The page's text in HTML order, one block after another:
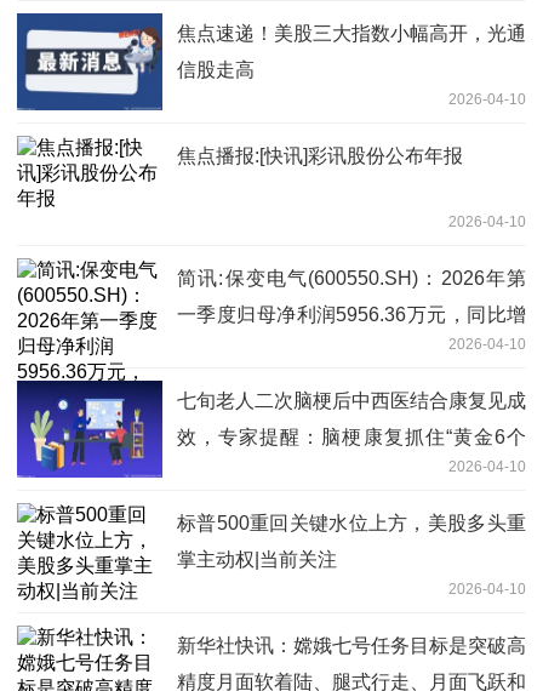
焦点速递！美股三大指数小幅高开，光通
信股走高
2026-04-10
焦点播报:[快讯]彩讯股份公布年报
2026-04-10
简讯:保变电气(600550.SH)：2026年第
一季度归母净利润5956.36万元，同比增
2026-04-10
七旬老人二次脑梗后中西医结合康复见成
效，专家提醒：脑梗康复抓住“黄金6个
2026-04-10
标普500重回关键水位上方，美股多头重
掌主动权|当前关注
2026-04-10
新华社快讯：嫦娥七号任务目标是突破高
精度月面软着陆、腿式行走、月面飞跃和